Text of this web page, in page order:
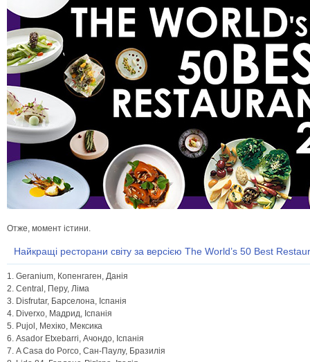
Отже, момент істини.
Найкращі ресторани світу за версією The World’s 50 Best
1. Geranium, Копенгаген, Данія
2. Central, Перу, Ліма
3. Disfrutar, Барселона, Іспанія
4. Diverxo, Мадрид, Іспанія
5. Pujol, Мехіко, Мексика
6. Asador Etxebarri, Ачондо, Іспанія
7. A Casa do Porco, Сан-Паулу, Бразилія